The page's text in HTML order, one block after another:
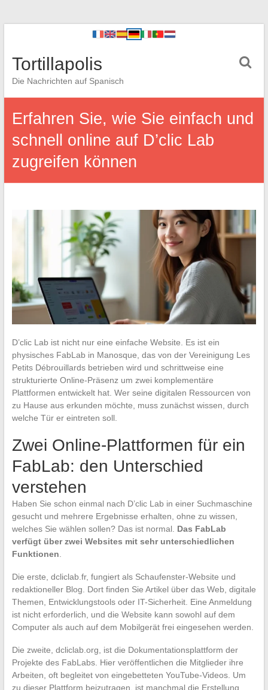
Tortillapolis
Die Nachrichten auf Spanisch
Erfahren Sie, wie Sie einfach und
schnell online auf D’clic Lab
zugreifen können
D’clic Lab ist nicht nur eine einfache Website. Es ist ein
physisches FabLab in Manosque, das von der Vereinigung Les
Petits Débrouillards betrieben wird und schrittweise eine
strukturierte Online-Präsenz um zwei komplementäre
Plattformen entwickelt hat. Wer seine digitalen Ressourcen von
zu Hause aus erkunden möchte, muss zunächst wissen, durch
welche Tür er eintreten soll.
Zwei Online-Plattformen für ein
FabLab: den Unterschied
verstehen
Haben Sie schon einmal nach D’clic Lab in einer Suchmaschine
gesucht und mehrere Ergebnisse erhalten, ohne zu wissen,
welches Sie wählen sollen? Das ist normal. Das FabLab
verfügt über zwei Websites mit sehr unterschiedlichen
Funktionen
Die erste, dcliclab.fr, fungiert als Schaufenster-Website und
redaktioneller Blog. Dort finden Sie Artikel über das Web, digitale
Themen, Entwicklungstools oder IT-Sicherheit. Eine Anmeldung
ist nicht erforderlich, und die Website kann sowohl auf dem
Computer als auch auf dem Mobilgerät frei eingesehen werden.
Die zweite, dcliclab.org, ist die Dokumentationsplattform der
Projekte des FabLabs. Hier veröffentlichen die Mitglieder ihre
Arbeiten, oft begleitet von eingebetteten YouTube-Videos. Um
zu dieser Plattform beizutragen, ist manchmal die Erstellung